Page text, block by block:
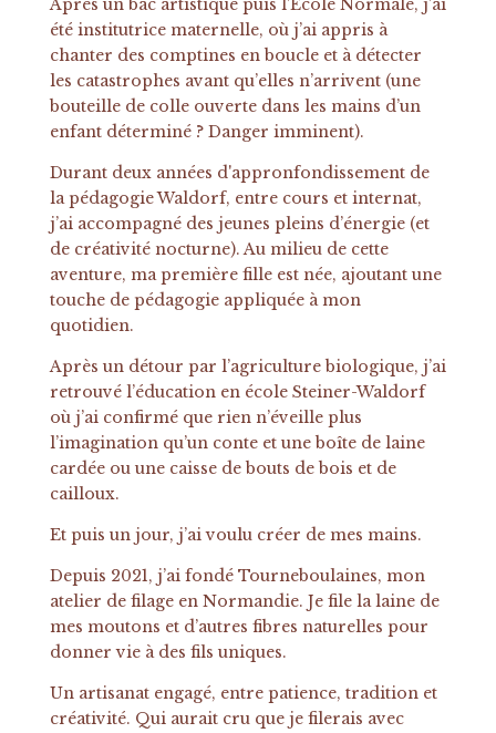
Après un bac artistique puis l’École Normale, j’ai
été institutrice maternelle, où j’ai appris à
chanter des comptines en boucle et à détecter
les catastrophes avant qu’elles n’arrivent (une
bouteille de colle ouverte dans les mains d’un
enfant déterminé ? Danger imminent).
Durant deux années d'appronfondissement de
la pédagogie Waldorf, entre cours et internat,
j’ai accompagné des jeunes pleins d’énergie (et
de créativité nocturne). Au milieu de cette
aventure, ma première fille est née, ajoutant une
touche de pédagogie appliquée à mon
quotidien.
Après un détour par l’agriculture biologique, j’ai
retrouvé l’éducation en école Steiner-Waldorf
où j’ai confirmé que rien n’éveille plus
l’imagination qu’un conte et une boîte de laine
cardée ou une caisse de bouts de bois et de
cailloux.
Et puis un jour, j’ai voulu créer de mes mains.
Depuis 2021, j’ai fondé Tourneboulaines, mon
atelier de filage en Normandie. Je file la laine de
mes moutons et d’autres fibres naturelles pour
donner vie à des fils uniques.
Un artisanat engagé, entre patience, tradition et
créativité. Qui aurait cru que je filerais avec